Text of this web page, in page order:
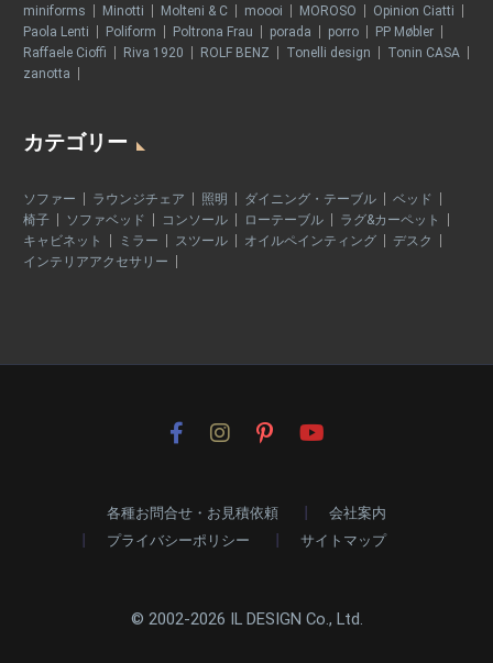
miniforms
Minotti Molteni & C moooi MOROSO
Opinion Ciatti
Paola Lenti
Poliform Poltrona Frau porada porro
PP Møbler
Raffaele Cioffi
Riva 1920 ROLF BENZ Tonelli design
Tonin CASA
zanotta
カテゴリー
ソファー ラウンジチェア 照明 ダイニング・テーブル
ベッド
椅子
ソファベッド コンソール ローテーブル
ラグ&カーペット
キャビネット
ミラー スツール オイルペインティング
デスク
インテリアアクセサリー
各種お問合せ・お見積依頼
会社案内
プライバシーポリシー
サイトマップ
© 2002-2026 IL DESIGN Co., Ltd.